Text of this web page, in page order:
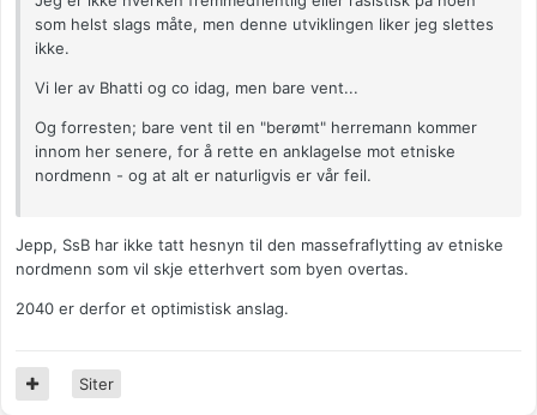
som helst slags måte, men denne utviklingen liker jeg slettes
ikke.
Vi ler av Bhatti og co idag, men bare vent...
Og forresten; bare vent til en "berømt" herremann kommer
innom her senere, for å rette en anklagelse mot etniske
nordmenn - og at alt er naturligvis er vår feil.
Jepp, SsB har ikke tatt hesnyn til den massefraflytting av etniske
nordmenn som vil skje etterhvert som byen overtas.
2040 er derfor et optimistisk anslag.
Siter